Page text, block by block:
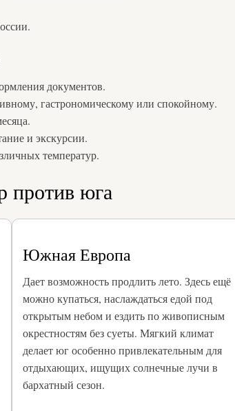
документов.
гастрономическому или спокойному.
и экскурсии.
температур.
против юга
Южная Европа
Дает возможность продлить лето. Здесь ещё
можно купаться, наслаждаться едой под
открытым небом и ездить по живописным
окрестностям без суеты. Мягкий климат
делает юг особенно привлекательным для
отдыхающих, ищущих солнечные лучи в
бархатный сезон.